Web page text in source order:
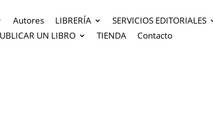
Autores LIBRERÍA SERVICIOS EDITORIALES
UN LIBRO TIENDA Contacto